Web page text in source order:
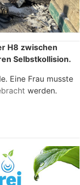
H8 zwischen
Selbstkollision.
Eine Frau musste
werden.